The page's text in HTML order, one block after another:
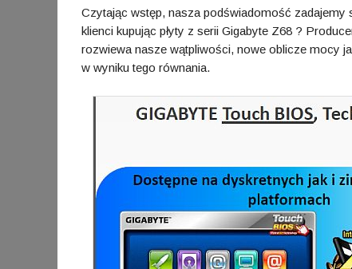
Czytając wstęp, nasza podświadomość zadajemy
klienci kupując płyty z serii Gigabyte Z68 ?
rozwiewa nasze wątpliwości, nowe oblicze mocy
w wyniku tego równania.